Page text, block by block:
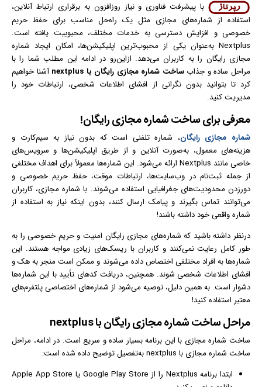
با پیشرفت فناوری و نیاز روزافزون به برقراری ارتباط آنلاین،
استفاده از شماره‌های مجازی مثل یک راه‌حل مناسب برای حفظ حریم
خصوصی و افزایش دسترسی به خدمات مختلف، محبوبیت یافته است.
Nextplus به‌عنوان یکی از محبوب‌ترین اپلیکیشن‌ها، امکان ایجاد شماره
مجازی رایگان را به کاربران می‌دهد. ازاین‌رو در ادامه این مطلب شما را با
مراحل ساده و جذابساخت شماره مجازی رایگان با nextplus
آشنا خواهیم
کرد تا بتوانید بدون نگرانی از افشای اطلاعات شخصی، ارتباطات خود را
مدیریت کنید.
معرفی برای ساخت شماره مجازی رایگان!
شماره مجازی رایگان، شماره تلفنی است که بدون نیاز به سیم‌کارت و
هزینه‌های معمول، به‌صورت آنلاین و از طریق اپلیکیشن‌ها و سرویس‌های
خاصی مانند Nextplus ارائه می‌شود. این شماره‌ها معمولاً برای اهداف مختلفی
از جمله ثبت‌نام در وب‌سایت‌ها، ارتباطات موقت، حفظ حریم خصوصی و
دورزدن محدودیت‌های جغرافیایی استفاده می‌شوند. با شماره مجازی، کاربران
می‌توانند تماس بگیرند و پیامک ارسال کنند، بدون اینکه نیاز به استفاده از
شماره واقعی خود داشته باشند!
درنظر داشته باشید که شماره‌های مجازی رایگان امنیت و حریم خصوصی را به
طور کامل رعایت نمی‌کنند و کاربران با ریسک‌های زیادی مواجه هستند. این
شماره‌ها به افراد مختلفی اختصاص داده می‌شوند و ممکن است منجر به هک و
افشای اطلاعات شخصی شوند. همچنین، دریافت کدهای تأیید با این شماره‌ها
دشوار است. به همین دلیل، توصیه می‌شود از شماره‌های اختصاصی پلتفرم‌های
معتبر استفاده کنید!
مراحل ساخت شماره مجازی رایگان با nextplus
ساخت شماره مجازی با این برنامه بسیار ساده و سریع است. در ادامه، مراحل
ساخت شماره مجازی با nextplus به‌تفصیل توضیح داده شده است:
ابتدا برنامه Nextplus را از Google Play Store یا Apple App Store